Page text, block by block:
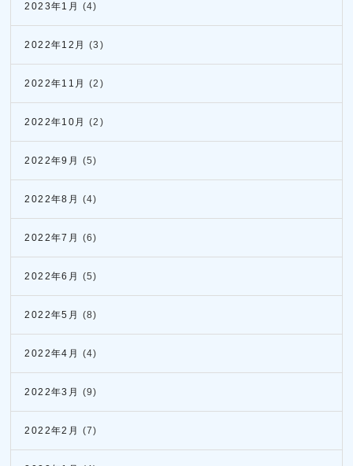
2023年1月 (4)
2022年12月 (3)
2022年11月 (2)
2022年10月 (2)
2022年9月 (5)
2022年8月 (4)
2022年7月 (6)
2022年6月 (5)
2022年5月 (8)
2022年4月 (4)
2022年3月 (9)
2022年2月 (7)